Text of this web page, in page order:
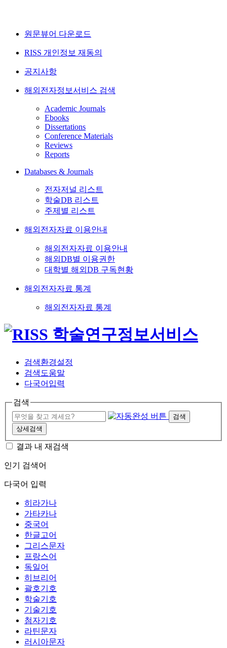
원문뷰어 다운로드
RISS 개인정보 재동의
공지사항
해외전자정보서비스 검색
Academic Journals
Ebooks
Dissertations
Conference Materials
Reviews
Reports
Databases & Journals
전자저널 리스트
학술DB 리스트
주제별 리스트
해외전자자료 이용안내
해외전자자료 이용안내
해외DB별 이용권한
대학별 해외DB 구독현황
해외전자자료 통계
해외전자자료 통계
검색환경설정
검색도움말
다국어입력
검색
검색
상세검색
결과 내 재검색
인기 검색어
다국어 입력
히라가나
가타카나
중국어
한글고어
그리스문자
프랑스어
독일어
히브리어
괄호기호
학술기호
기술기호
첨자기호
라틴문자
러시아문자